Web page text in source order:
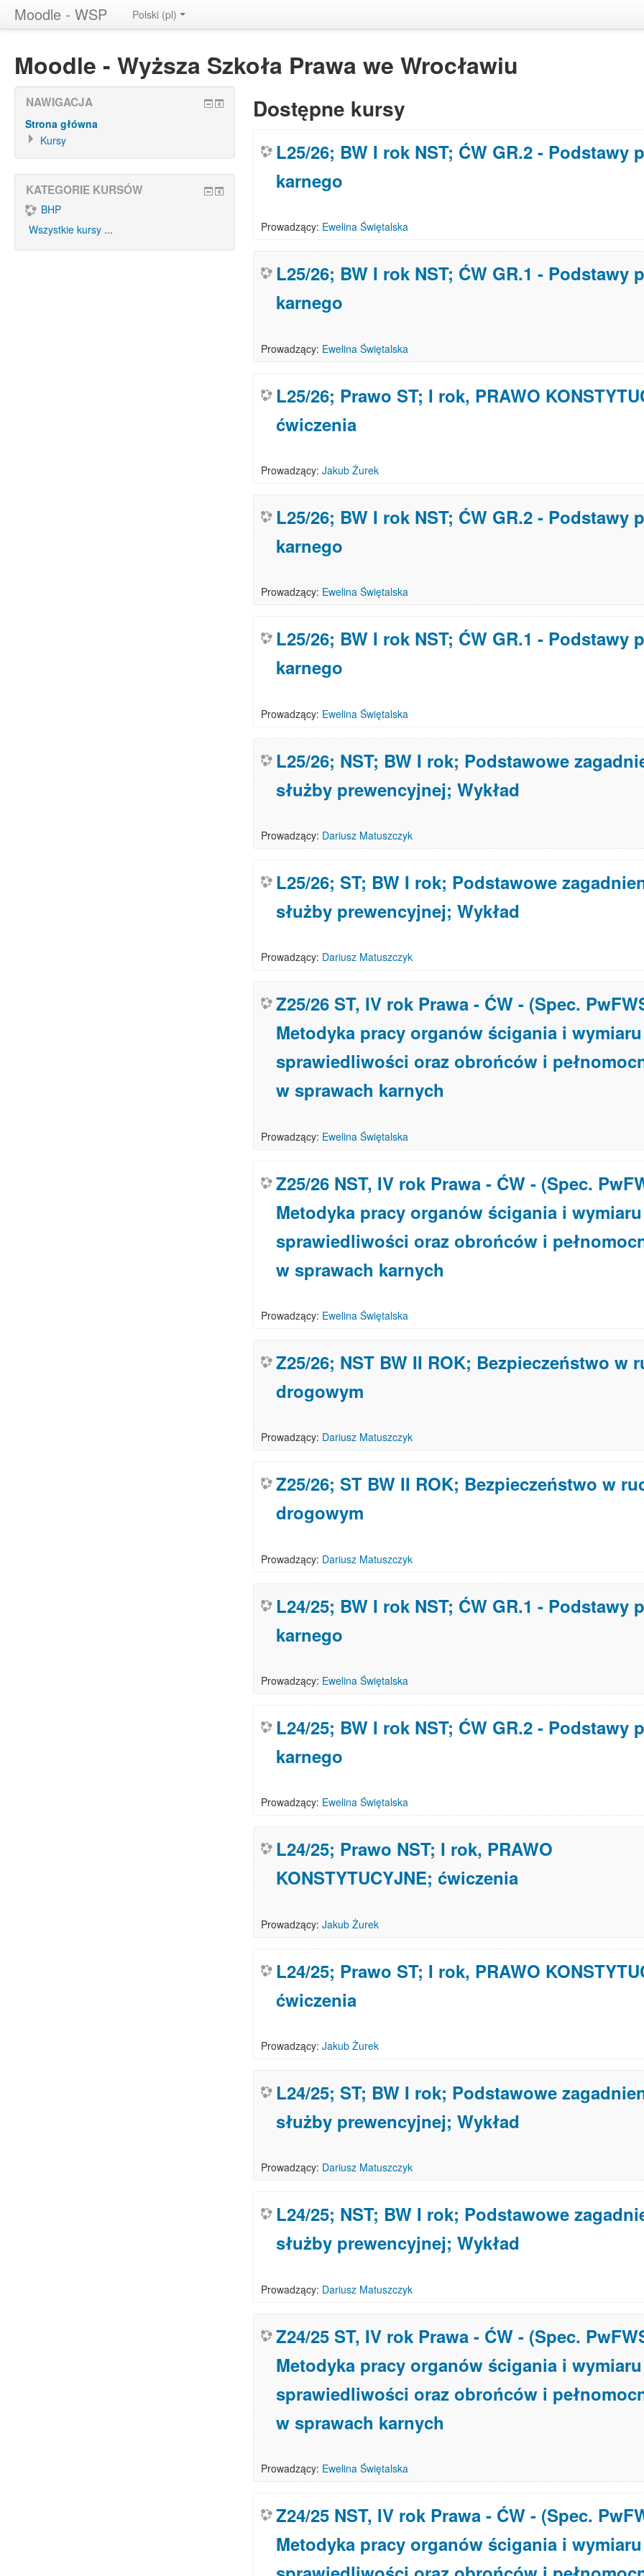
Moodle - WSP Polski (pl)
Moodle - Wyższa Szkoła Prawa we Wrocławiu
Dostępne kursy
L25/26; BW I rok NST; ĆW GR.2 - Podstawy
karnego
Prowadzący: Ewelina Świętalska
L25/26; BW I rok NST; ĆW GR.1 - Podstawy
karnego
Prowadzący: Ewelina Świętalska
L25/26; Prawo ST; I rok, PRAWO
ćwiczenia
Prowadzący: Jakub Żurek
L25/26; BW I rok NST; ĆW GR.2 - Podstawy
karnego
Prowadzący: Ewelina Świętalska
L25/26; BW I rok NST; ĆW GR.1 - Podstawy
karnego
Prowadzący: Ewelina Świętalska
L25/26; NST; BW I rok; Podstawowe
służby prewencyjnej; Wykład
Prowadzący: Dariusz Matuszczyk
L25/26; ST; BW I rok; Podstawowe
służby prewencyjnej; Wykład
Prowadzący: Dariusz Matuszczyk
Z25/26 ST, IV rok Prawa - ĆW - (Spec.
Metodyka pracy organów ścigania i wymiaru
sprawiedliwości oraz obrońców i
w sprawach karnych
Prowadzący: Ewelina Świętalska
Z25/26 NST, IV rok Prawa - ĆW - (Spec.
Metodyka pracy organów ścigania i wymiaru
sprawiedliwości oraz obrońców i
w sprawach karnych
Prowadzący: Ewelina Świętalska
Z25/26; NST BW II ROK; Bezpieczeństwo w
drogowym
Prowadzący: Dariusz Matuszczyk
Z25/26; ST BW II ROK; Bezpieczeństwo w
drogowym
Prowadzący: Dariusz Matuszczyk
L24/25; BW I rok NST; ĆW GR.1 - Podstawy
karnego
Prowadzący: Ewelina Świętalska
L24/25; BW I rok NST; ĆW GR.2 - Podstawy
karnego
Prowadzący: Ewelina Świętalska
L24/25; Prawo NST; I rok, PRAWO
KONSTYTUCYJNE; ćwiczenia
Prowadzący: Jakub Żurek
L24/25; Prawo ST; I rok, PRAWO
ćwiczenia
Prowadzący: Jakub Żurek
L24/25; ST; BW I rok; Podstawowe
służby prewencyjnej; Wykład
Prowadzący: Dariusz Matuszczyk
L24/25; NST; BW I rok; Podstawowe
służby prewencyjnej; Wykład
Prowadzący: Dariusz Matuszczyk
Z24/25 ST, IV rok Prawa - ĆW - (Spec.
Metodyka pracy organów ścigania i wymiaru
sprawiedliwości oraz obrońców i
w sprawach karnych
Prowadzący: Ewelina Świętalska
Z24/25 NST, IV rok Prawa - ĆW - (Spec.
Metodyka pracy organów ścigania i wymiaru
NAWIGACJA
Strona główna
Kursy
KATEGORIE KURSÓW
BHP
Wszystkie kursy ...